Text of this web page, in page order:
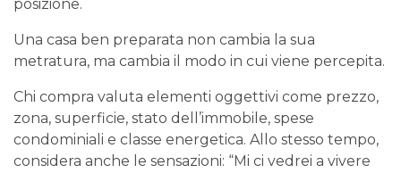
posizione.
Una casa ben preparata non cambia la sua
metratura, ma cambia il modo in cui viene percepita.
Chi compra valuta elementi oggettivi come prezzo,
zona, superficie, stato dell’immobile, spese
condominiali e classe energetica. Allo stesso tempo,
considera anche le sensazioni: “Mi ci vedrei a vivere